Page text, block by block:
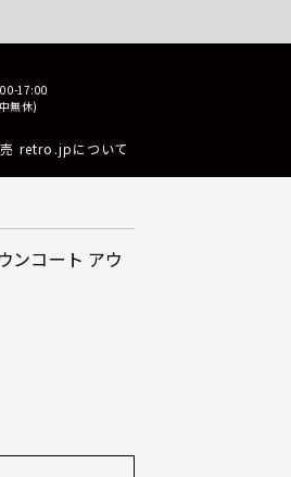
品NG記載品を除く）
17:00
無休)
売 retro.jpについて
コート アウ